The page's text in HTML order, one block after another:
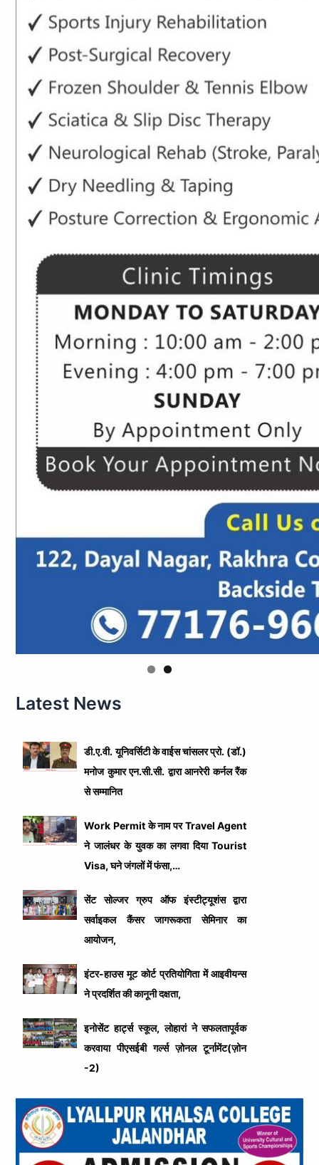
Latest News
डी.ए.वी. यूनिवर्सिटी के वाईस चांसलर प्रो. (डॉ.)
मनोज कुमार एन.सी.सी. द्वारा आनरेरी कर्नल रैंक
से सम्मानित
Work Permit के नाम पर Travel Agent
ने जालंधर के युवक का लगवा दिया Tourist
Visa, घने जंगलों में फंसा,…
सेंट सोल्जर ग्रुप ऑफ इंस्टीट्यूशंस द्वारा
सर्वाइकल कैंसर जागरूकता सेमिनार का
आयोजन,
इंटर-हाउस मूट कोर्ट प्रतियोगिता में आइवीयन्स
ने प्रदर्शित की कानूनी दक्षता,
इनोसेंट हार्ट्स स्कूल, लोहारां ने सफलतापूर्वक
करवाया पीएसईबी गर्ल्स ज़ोनल टूर्नामेंट(ज़ोन
-2)